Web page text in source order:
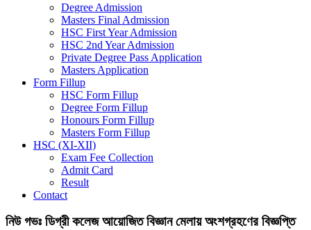
Degree Admission
Masters Final Admission
HSC First Year Admission
HSC 2nd Year Admission
Private Degree Pass Application
Masters Application
Form Fillup
HSC Form Fillup
Degree Form Fillup
Honours Form Fillup
Masters Form Fillup
HSC (XI-XII)
Exam Fee Collection
Admit Card
Result
Contact
নিউ গভঃ ডিগ্রী কলেজ আয়োজিত বিজ্ঞান মেলায় অংশগ্রহণের বিজ্ঞপ্তি